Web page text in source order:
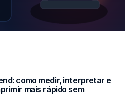
como medir, interpretar e
mais rápido sem